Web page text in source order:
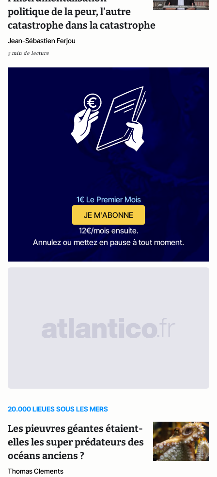
politique de la peur, l’autre
catastrophe dans la catastrophe
Jean-Sébastien Ferjou
3 min de lecture
1€ Le Premier Mois
JE M'ABONNE
12€/mois ensuite.
Annulez ou mettez en pause à tout moment.
20.000 LIEUES SOUS LES MERS
Les pieuvres géantes étaient-
elles les super prédateurs des
océans anciens ?
Thomas Clements